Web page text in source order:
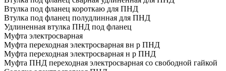
Втулка под фланец короткаю для ПНД
Втулка под фланец полудлинная для ПНД
Удлиненная втулка ПНД под фланец
Муфта электросварная
Муфта переходная электросварная вн р ПНД
Муфта переходная электросварная н р ПНД
Муфта ПНД переходная электросварная со свободной гайкой